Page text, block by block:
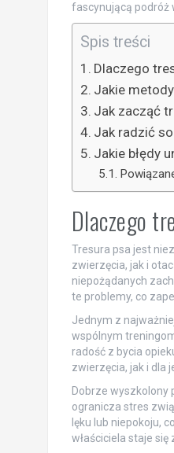
fascynującą podróż
Spis treści
Dlaczego
Jakie
Jak zacząć
Jak radzić
Jakie błędy
Dlaczego
Tresura psa jest
zwierzęcia, jak i
niepożądanych
te problemy, co
Jednym z
wspólnym
radość z bycia
zwierzęcia, jak i dla
Dobrze wyszkolony
ogranicza stres
lęku lub niepokoju,
właściciela staje